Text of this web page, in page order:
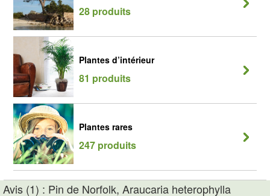
28 produits
Plantes d’intérieur
81 produits
Plantes rares
247 produits
Avis (1) : Pin de Norfolk, Araucaria heterophylla